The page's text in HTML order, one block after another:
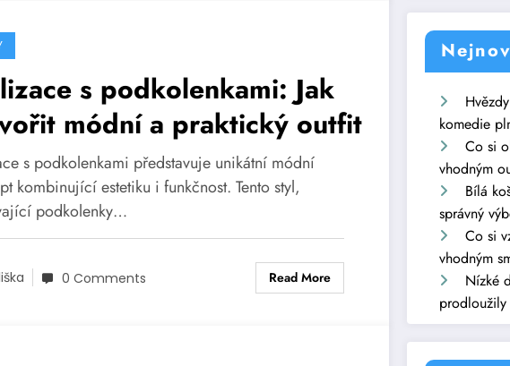
s podkolenkami: Jak
módní a praktický outfit
s podkolenkami představuje unikátní módní
kombinující estetiku i funkčnost. Tento styl,
podkolenky…
0 Comments Read More
komedie
Co si
vhodným
Bílá
správný
Co si
vhodným
Nízké
prodloužily